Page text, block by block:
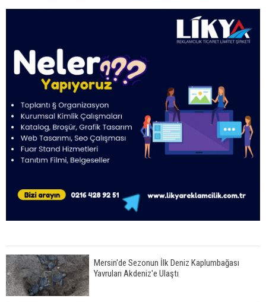
Mersin'de Sezonun İlk Deniz Kaplumbağası
Yavruları Akdeniz'e Ulaştı